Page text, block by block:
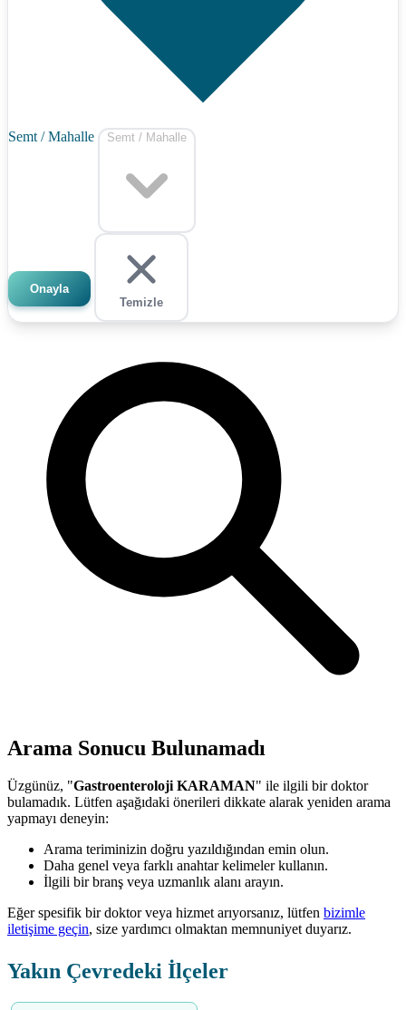
Semt / Mahalle Semt / Mahalle
Onayla
Temizle
Arama Sonucu Bulunamadı
Üzgünüz, "Gastroenteroloji KARAMAN" ile ilgili bir doktor
bulamadık. Lütfen aşağıdaki önerileri dikkate alarak yeniden arama
yapmayı deneyin:
Arama teriminizin doğru yazıldığından emin olun.
Daha genel veya farklı anahtar kelimeler kullanın.
İlgili bir branş veya uzmanlık alanı arayın.
Eğer spesifik bir doktor veya hizmet arıyorsanız, lütfen bizimle
iletişime geçin, size yardımcı olmaktan memnuniyet duyarız.
Yakın Çevredeki İlçeler